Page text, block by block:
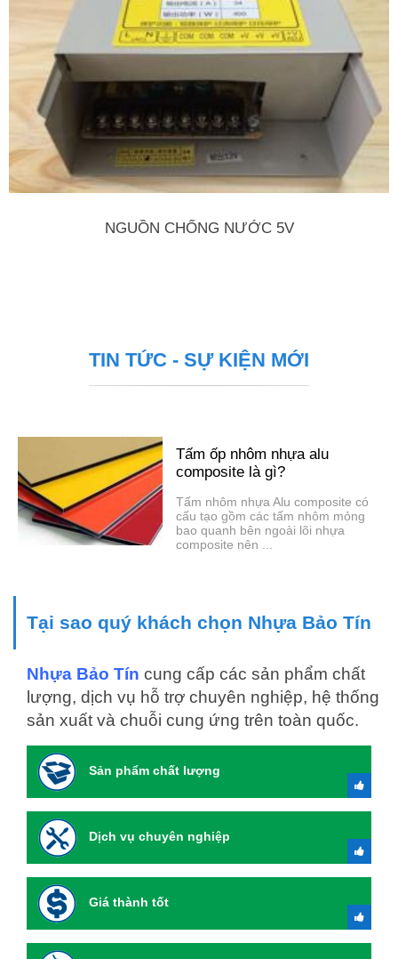
NGUỒN CHỐNG NƯỚC 5V
TIN TỨC - SỰ KIỆN MỚI
Tấm ốp nhôm nhựa alu
composite là gì?
Tấm nhôm nhựa Alu composite có
cấu tạo gồm các tấm nhôm mỏng
bao quanh bên ngoài lõi nhựa
composite nên ...
Tại sao quý khách chọn Nhựa Bảo Tín
Nhựa Bảo Tín cung cấp các sản phẩm chất
lượng, dịch vụ hỗ trợ chuyên nghiệp, hệ thống
sản xuất và chuỗi cung ứng trên toàn quốc.
Sản phẩm chất lượng
Dịch vụ chuyên nghiệp
Giá thành tốt